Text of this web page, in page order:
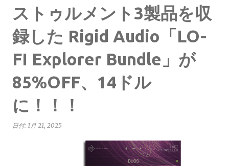
ストゥルメント3製品を収
録した Rigid Audio「LO-
FI Explorer Bundle」が
85%OFF、14ドル
に！！！
日付: 1月 21, 2025